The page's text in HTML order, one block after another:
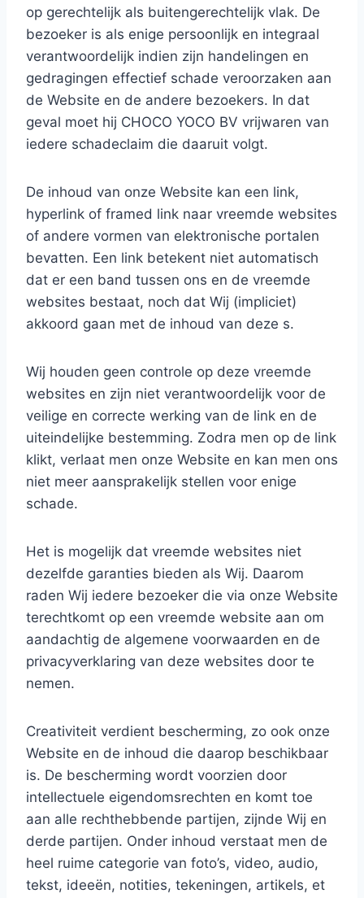
op gerechtelijk als buitengerechtelijk vlak. De
bezoeker is als enige persoonlijk en integraal
verantwoordelijk indien zijn handelingen en
gedragingen effectief schade veroorzaken aan
de Website en de andere bezoekers. In dat
geval moet hij CHOCO YOCO BV vrijwaren van
iedere schadeclaim die daaruit volgt.
De inhoud van onze Website kan een link,
hyperlink of framed link naar vreemde websites
of andere vormen van elektronische portalen
bevatten. Een link betekent niet automatisch
dat er een band tussen ons en de vreemde
websites bestaat, noch dat Wij (impliciet)
akkoord gaan met de inhoud van deze s.
Wij houden geen controle op deze vreemde
websites en zijn niet verantwoordelijk voor de
veilige en correcte werking van de link en de
uiteindelijke bestemming. Zodra men op de link
klikt, verlaat men onze Website en kan men ons
niet meer aansprakelijk stellen voor enige
schade.
Het is mogelijk dat vreemde websites niet
dezelfde garanties bieden als Wij. Daarom
raden Wij iedere bezoeker die via onze Website
terechtkomt op een vreemde website aan om
aandachtig de algemene voorwaarden en de
privacyverklaring van deze websites door te
nemen.
Creativiteit verdient bescherming, zo ook onze
Website en de inhoud die daarop beschikbaar
is. De bescherming wordt voorzien door
intellectuele eigendomsrechten en komt toe
aan alle rechthebbende partijen, zijnde Wij en
derde partijen. Onder inhoud verstaat men de
heel ruime categorie van foto’s, video, audio,
tekst, ideeën, notities, tekeningen, artikels, et